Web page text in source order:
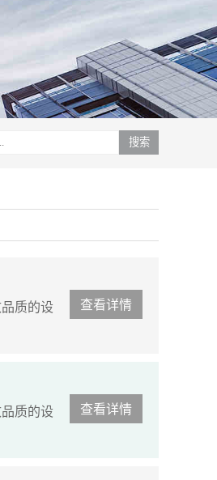
搜索
查看详情
质的设
查看详情
质的设